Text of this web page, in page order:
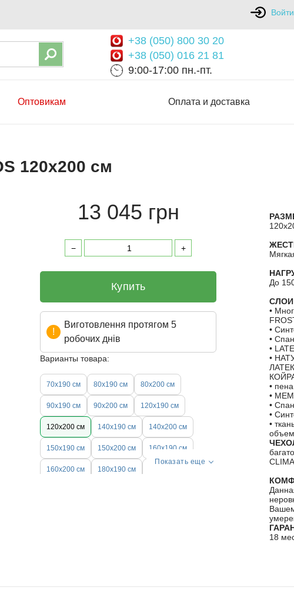
Войти
+38 (050) 800 30 20
+38 (050) 016 21 81
9:00-17:00 пн.-пт.
Оптовикам Оплата и доставка
120х200 см
13 045 грн
Купить
Виготовлення протягом 5
робочих днів
Варианты товара:
70х190 см 80х190 см 80х200 см
90х190 см 90х200 см 120х190 см
120х200 см 140х190 см 140х200 см
150х190 см 150х200 см 160х190 см
160х200 см 180х190 см
Показать еще
До
•
•
•
•
•
•
•
•
•
•
18